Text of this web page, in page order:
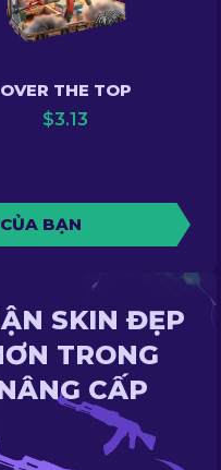
OVER THE TOP
$3.13
BẠN
SKIN ĐẸP
TRONG
CẤP